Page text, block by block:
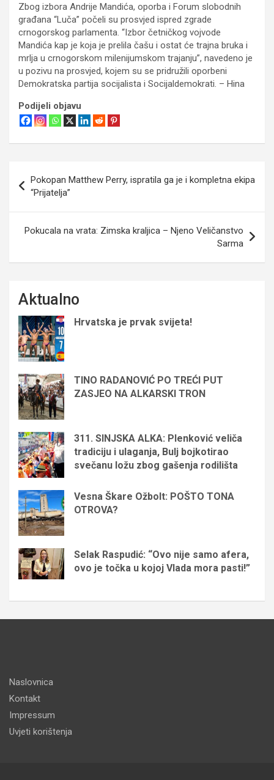
Zbog izbora Andrije Mandića, oporba i Forum slobodnih
građana “Luča” počeli su prosvjed ispred zgrade
crnogorskog parlamenta. “Izbor četničkog vojvode
Mandića kap je koja je prelila čašu i ostat će trajna bruka i
mrlja u crnogorskom milenijumskom trajanju”, navedeno je
u pozivu na prosvjed, kojem su se pridružili oporbeni
Demokratska partija socijalista i Socijaldemokrati. – Hina
Podijeli objavu
objava
Pokopan Matthew Perry, ispratila ga je i kompletna ekipa
“Prijatelja”
Pokucala na vrata: Zimska kraljica – Njeno Veličanstvo
Sarma
Aktualno
Hrvatska je prvak svijeta!
TINO RADANOVIĆ PO TREĆI PUT
ZASJEO NA ALKARSKI TRON
311. SINJSKA ALKA: Plenković veliča
tradiciju i ulaganja, Bulj bojkotirao
svečanu ložu zbog gašenja rodilišta
Vesna Škare Ožbolt: POŠTO TONA
OTROVA?
Selak Raspudić: “Ovo nije samo afera,
ovo je točka u kojoj Vlada mora pasti!”
Naslovnica
Kontakt
Impressum
Uvjeti korištenja